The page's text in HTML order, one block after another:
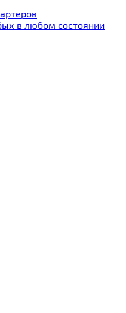
в любом состоянии